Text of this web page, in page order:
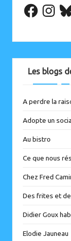
Facebook
Les blogs
A perdre la
Adopte un
Au bistro
Ce que nous
Chez Fred
Des frites et
Didier Goux
Elodie Jauneau